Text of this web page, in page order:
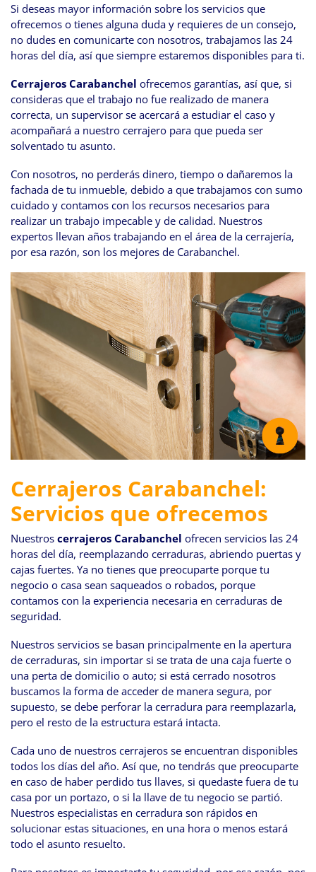
Si deseas mayor información sobre los servicios que
ofrecemos o tienes alguna duda y requieres de un consejo,
no dudes en comunicarte con nosotros, trabajamos las 24
horas del día, así que siempre estaremos disponibles para ti.
Cerrajeros Carabanchel ofrecemos garantías, así que, si
consideras que el trabajo no fue realizado de manera
correcta, un supervisor se acercará a estudiar el caso y
acompañará a nuestro cerrajero para que pueda ser
solventado tu asunto.
Con nosotros, no perderás dinero, tiempo o dañaremos la
fachada de tu inmueble, debido a que trabajamos con sumo
cuidado y contamos con los recursos necesarios para
realizar un trabajo impecable y de calidad. Nuestros
expertos llevan años trabajando en el área de la cerrajería,
por esa razón, son los mejores de Carabanchel.
Cerrajeros Carabanchel:
Servicios que ofrecemos
Nuestros cerrajeros Carabanchel ofrecen servicios las 24
horas del día, reemplazando cerraduras, abriendo puertas y
cajas fuertes. Ya no tienes que preocuparte porque tu
negocio o casa sean saqueados o robados, porque
contamos con la experiencia necesaria en cerraduras de
seguridad.
Nuestros servicios se basan principalmente en la apertura
de cerraduras, sin importar si se trata de una caja fuerte o
una perta de domicilio o auto; si está cerrado nosotros
buscamos la forma de acceder de manera segura, por
supuesto, se debe perforar la cerradura para reemplazarla,
pero el resto de la estructura estará intacta.
Cada uno de nuestros cerrajeros se encuentran disponibles
todos los días del año. Así que, no tendrás que preocuparte
en caso de haber perdido tus llaves, si quedaste fuera de tu
casa por un portazo, o si la llave de tu negocio se partió.
Nuestros especialistas en cerradura son rápidos en
solucionar estas situaciones, en una hora o menos estará
todo el asunto resuelto.